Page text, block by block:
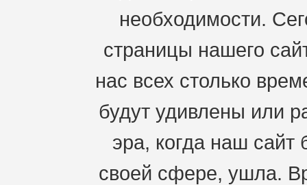
необходимости.
страницы нашего
нас всех столько
будут удивлены или
эра, когда наш
своей сфере, ушла.